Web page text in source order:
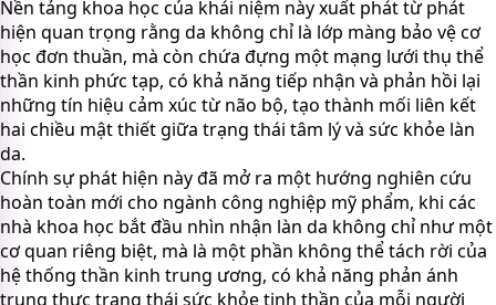
Nền tảng khoa học của khái niệm này xuất phát từ phát
hiện quan trọng rằng da không chỉ là lớp màng bảo vệ cơ
học đơn thuần, mà còn chứa đựng một mạng lưới thụ thể
thần kinh phức tạp, có khả năng tiếp nhận và phản hồi lại
những tín hiệu cảm xúc từ não bộ, tạo thành mối liên kết
hai chiều mật thiết giữa trạng thái tâm lý và sức khỏe làn
da.
Chính sự phát hiện này đã mở ra một hướng nghiên cứu
hoàn toàn mới cho ngành công nghiệp mỹ phẩm, khi các
nhà khoa học bắt đầu nhìn nhận làn da không chỉ như một
cơ quan riêng biệt, mà là một phần không thể tách rời của
hệ thống thần kinh trung ương, có khả năng phản ánh
trung thực trạng thái sức khỏe tinh thần của mỗi người